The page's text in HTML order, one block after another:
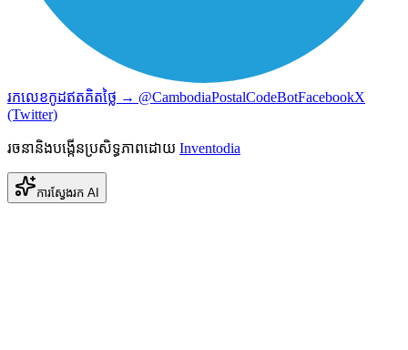
រកលេខកូដឥតគិតថ្លៃ → @CambodiaPostalCodeBotFacebookX
(Twitter)
រចនានិងបង្កើនប្រសិទ្ធភាពដោយ Inventodia
ការស្វែងរក AI